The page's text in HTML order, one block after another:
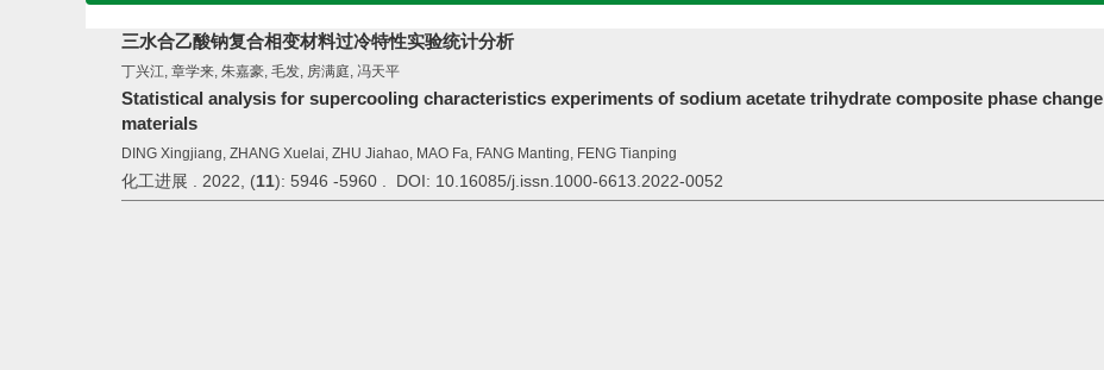
三水合乙酸钠复合相变材料过冷特性实验统计分析
丁兴江, 章学来, 朱嘉豪, 毛发, 房满庭, 冯天平
Statistical analysis for supercooling characteristics experiments of sodium acetate trihydrate composite phase change
materials
DING Xingjiang, ZHANG Xuelai, ZHU Jiahao, MAO Fa, FANG Manting, FENG Tianping
化工进展 . 2022, (11): 5946 -5960 . DOI: 10.16085/j.issn.1000-6613.2022-0052